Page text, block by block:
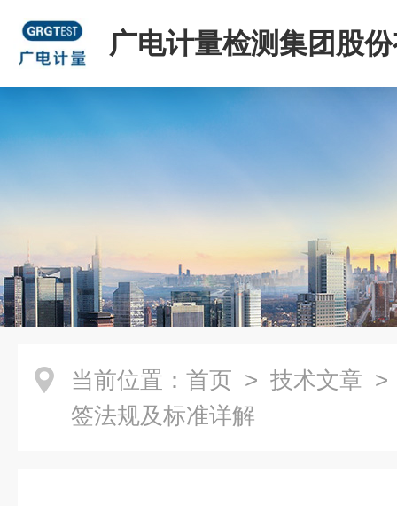
广电计量检测集团股
司
当前位置： 首页 > 技术文章 >
签法规及标准详解